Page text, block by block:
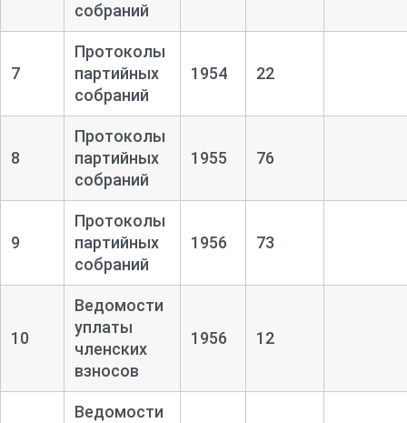
собраний
7
Протоколы
партийных
собраний
1954 22
8
Протоколы
партийных
собраний
1955 76
9
Протоколы
партийных
собраний
1956 73
10
Ведомости
уплаты
членских
взносов
1956 12
Ведомости